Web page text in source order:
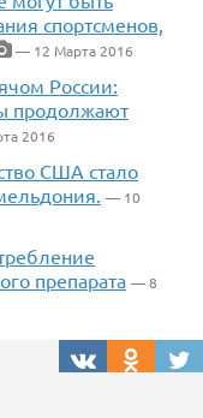
спортсменов,
— 12 Марта 2016
России:
продолжают
2016
США стало
— 10
препарата — 8